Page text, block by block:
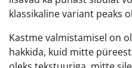
klassikaline variant peaks
Kastme valmistamisel on
hakkida, kuid mitte